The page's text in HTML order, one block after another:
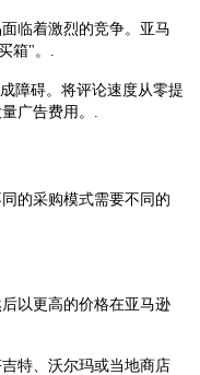
临着激烈的竞争。亚马
箱"。.
障碍。将评论速度从零提
广告费用。.
的采购模式需要不同的
以更高的价格在亚马逊
特、沃尔玛或当地商店